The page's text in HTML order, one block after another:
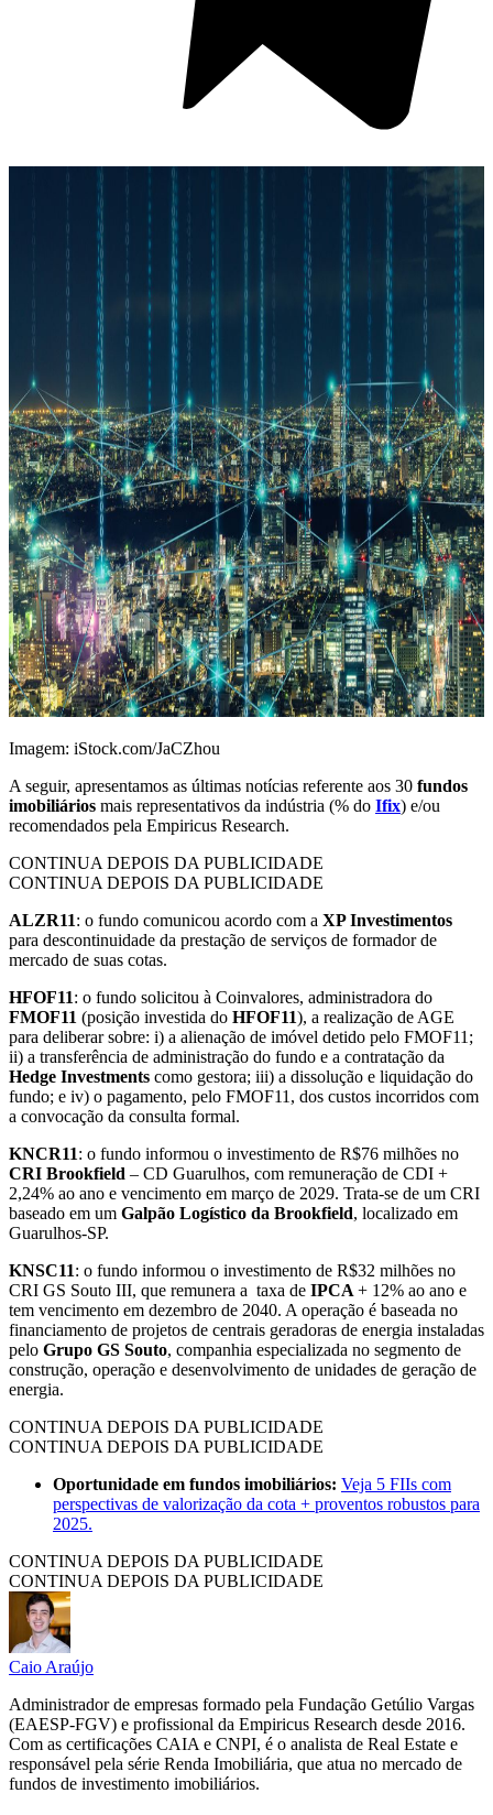
Imagem: iStock.com/JaCZhou
A seguir, apresentamos as últimas notícias referente aos 30 fundos
imobiliários mais representativos da indústria (% do Ifix) e/ou
recomendados pela Empiricus Research.
CONTINUA DEPOIS DA PUBLICIDADE
CONTINUA DEPOIS DA PUBLICIDADE
ALZR11: o fundo comunicou acordo com a XP Investimentos
para descontinuidade da prestação de serviços de formador de
mercado de suas cotas.
HFOF11: o fundo solicitou à Coinvalores, administradora do
FMOF11 (posição investida do HFOF11), a realização de AGE
para deliberar sobre: i) a alienação de imóvel detido pelo FMOF11;
ii) a transferência de administração do fundo e a contratação da
Hedge Investments como gestora; iii) a dissolução e liquidação do
fundo; e iv) o pagamento, pelo FMOF11, dos custos incorridos com
a convocação da consulta formal.
KNCR11: o fundo informou o investimento de R$76 milhões no
CRI Brookfield – CD Guarulhos, com remuneração de CDI +
2,24% ao ano e vencimento em março de 2029. Trata-se de um CRI
baseado em um Galpão Logístico da Brookfield, localizado em
Guarulhos-SP.
KNSC11: o fundo informou o investimento de R$32 milhões no
CRI GS Souto III, que remunera a taxa de IPCA + 12% ao ano e
tem vencimento em dezembro de 2040. A operação é baseada no
financiamento de projetos de centrais geradoras de energia instaladas
pelo Grupo GS Souto, companhia especializada no segmento de
construção, operação e desenvolvimento de unidades de geração de
energia.
CONTINUA DEPOIS DA PUBLICIDADE
CONTINUA DEPOIS DA PUBLICIDADE
Oportunidade em fundos imobiliários: Veja 5 FIIs com
perspectivas de valorização da cota + proventos robustos para
2025.
CONTINUA DEPOIS DA PUBLICIDADE
CONTINUA DEPOIS DA PUBLICIDADE
Caio Araújo
Administrador de empresas formado pela Fundação Getúlio Vargas
(EAESP-FGV) e profissional da Empiricus Research desde 2016.
Com as certificações CAIA e CNPI, é o analista de Real Estate e
responsável pela série Renda Imobiliária, que atua no mercado de
fundos de investimento imobiliários.